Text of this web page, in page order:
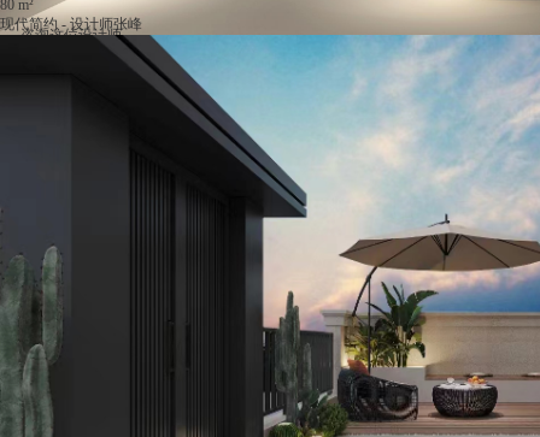
80 m²
现代简约 - 设计师张峰
咨询这位设计师